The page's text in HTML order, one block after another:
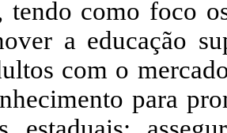
tendo como foco
a educação
com o
para